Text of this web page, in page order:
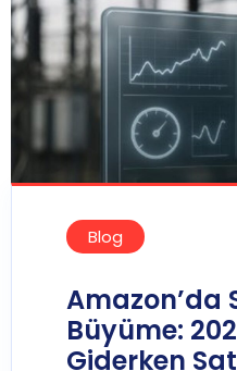
Blog
Amazon’da
Büyüme:
Giderken